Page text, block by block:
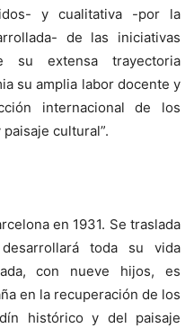
y cualitativa -por la
de las iniciativas
extensa trayectoria
su amplia labor docente y
internacional de los
cultural”.
en 1931. Se traslada
toda su vida
con nueve hijos, es
en la recuperación de los
histórico y del paisaje